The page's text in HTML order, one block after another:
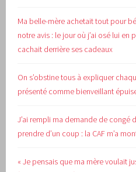
Ma belle-mère achetait tout pour
notre avis : le jour où j’ai osé lui en
cachait derrière ses cadeaux
On s’obstine tous à expliquer
présenté comme bienveillant
J’ai rempli ma demande de congé
prendre d’un coup : la CAF m’a
« Je pensais que ma mère voulait